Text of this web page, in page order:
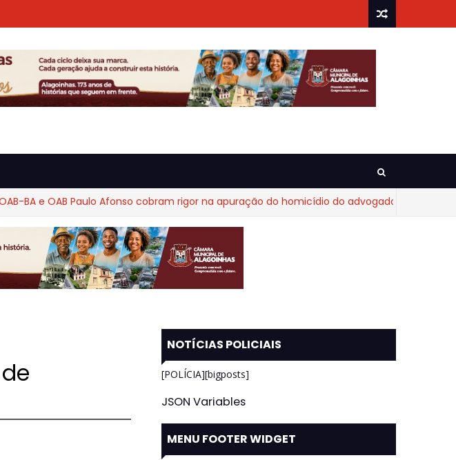
OAB Paulo Afonso cobram rigor na apuração do homicídio do advogado Diego Fraga de
NOTÍCIAS POLICIAIS
[POLÍCIA][bigposts]
JSON Variables
MENU FOOTER WIDGET